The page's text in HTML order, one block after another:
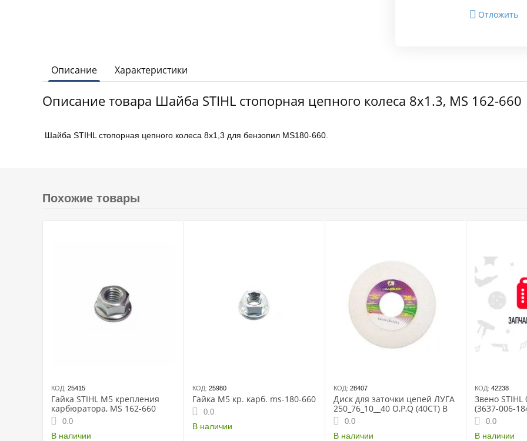
Отложить
Описание Характеристики
Описание товара Шайба STIHL стопорная цепного колеса 8х1.3, MS 162-660
Шайба STIHL стопорная цепного колеса 8х1,3 для бензопил MS180-660.
Похожие товары
КОД: 25415
Гайка STIHL М5 крепления
карбюратора, MS 162-660
0.0
В наличии
КОД: 25980
Гайка М5 кр. карб. ms-180-660
0.0
В наличии
КОД: 28407
Диск для заточки цепей ЛУГА
250_76_10__40 O,P,Q (40СТ) В
0.0
В наличии
КОД: 42238
Звено
(3637-006-
0.0
В наличии